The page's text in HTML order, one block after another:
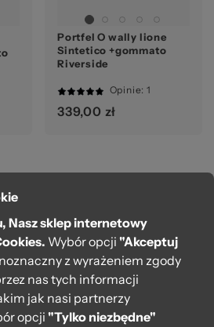
Portfel O wally lione
Sintetico +gommato
Riverside
100%
Opinie: 1
339,00 zł
Aktualnie
czytasz
stronę
1 Strona
2
Nasz sklep internetowy
Wybór opcji "Akceptuj
z wyrażeniem zgody
nas tych informacji
jak nasi partnerzy
opcji "Tylko niezbędne"